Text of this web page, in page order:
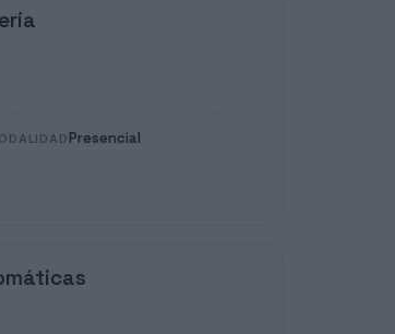
Presencial